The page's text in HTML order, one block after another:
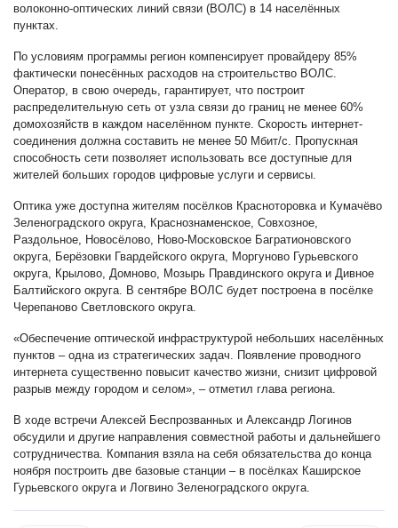
волоконно-оптических линий связи (ВОЛС) в 14 населённых
пунктах.
По условиям программы регион компенсирует провайдеру 85%
фактически понесённых расходов на строительство ВОЛС.
Оператор, в свою очередь, гарантирует, что построит
распределительную сеть от узла связи до границ не менее 60%
домохозяйств в каждом населённом пункте. Скорость интернет-
соединения должна составить не менее 50 Мбит/с. Пропускная
способность сети позволяет использовать все доступные для
жителей больших городов цифровые услуги и сервисы.
Оптика уже доступна жителям посёлков Красноторовка и Кумачёво
Зеленоградского округа, Краснознаменское, Совхозное,
Раздольное, Новосёлово, Ново-Московское Багратионовского
округа, Берёзовки Гвардейского округа, Моргуново Гурьевского
округа, Крылово, Домново, Мозырь Правдинского округа и Дивное
Балтийского округа. В сентябре ВОЛС будет построена в посёлке
Черепаново Светловского округа.
«Обеспечение оптической инфраструктурой небольших населённых
пунктов – одна из стратегических задач. Появление проводного
интернета существенно повысит качество жизни, снизит цифровой
разрыв между городом и селом», – отметил глава региона.
В ходе встречи Алексей Беспрозванных и Александр Логинов
обсудили и другие направления совместной работы и дальнейшего
сотрудничества. Компания взяла на себя обязательства до конца
ноября построить две базовые станции – в посёлках Каширское
Гурьевского округа и Логвино Зеленоградского округа.